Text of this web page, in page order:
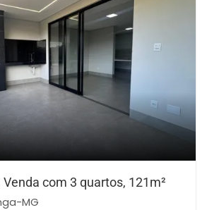
com 3 quartos, 121m²
MG